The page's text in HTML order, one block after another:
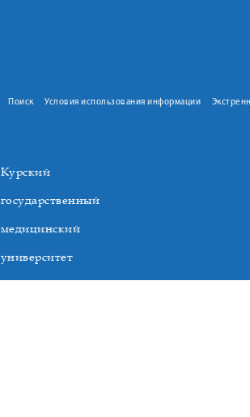
Поиск Условия использования информации
Курский
государственный
медицинский
университет